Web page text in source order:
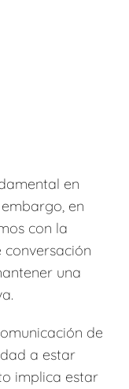
en
en
con la
una
de
a estar
implica estar